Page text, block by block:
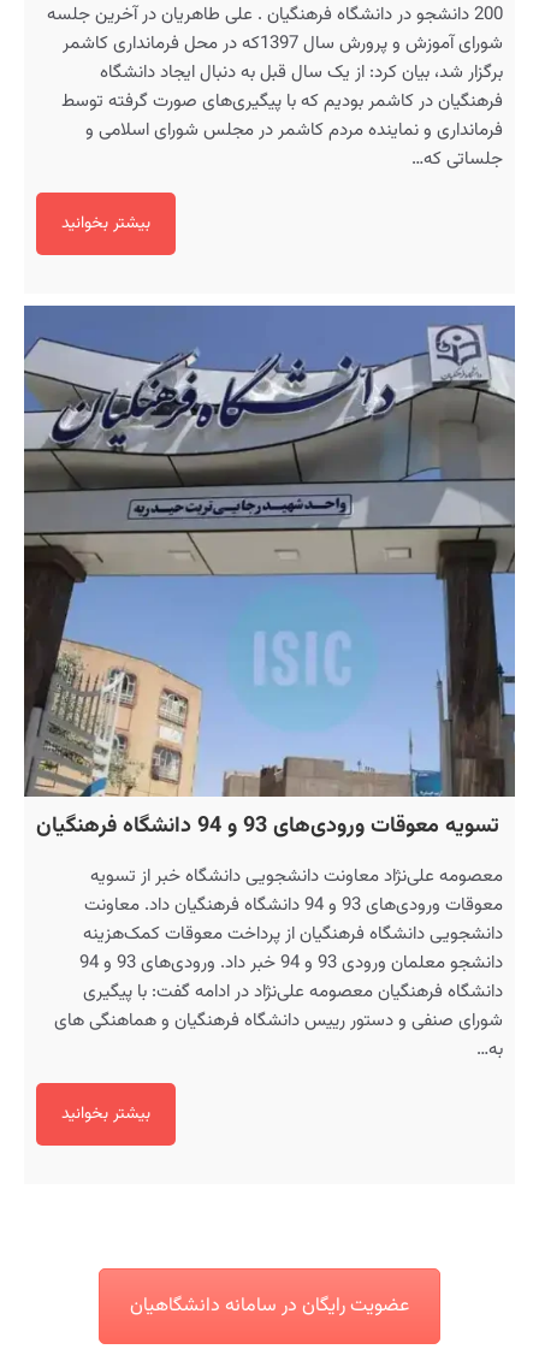
200 دانشجو در دانشگاه فرهنگیان . علی طاهریان در آخرین جلسه
شورای آموزش و پرورش سال 1397که در محل فرمانداری کاشمر
برگزار شد، بیان کرد: از یک سال قبل به دنبال ایجاد دانشگاه
فرهنگیان در کاشمر بودیم که با پیگیری‌های صورت گرفته توسط
فرمانداری و نماینده مردم کاشمر در مجلس شورای اسلامی و
جلساتی که…
بیشتر بخوانید
تسویه معوقات ورودی‌های 93 و 94 دانشگاه فرهنگیان
معصومه علی‌نژاد معاونت دانشجویی دانشگاه خبر از تسویه
معوقات ورودی‌های 93 و 94 دانشگاه فرهنگیان داد. معاونت
دانشجویی دانشگاه فرهنگیان از پرداخت معوقات کمک‌هزینه
دانشجو معلمان ورودی 93 و 94 خبر داد. ورودی‌های 93 و 94
دانشگاه فرهنگیان معصومه علی‌نژاد در ادامه گفت: با پیگیری
شورای صنفی و دستور رییس دانشگاه فرهنگیان و هماهنگی‌ های
به…
بیشتر بخوانید
عضویت رایگان در سامانه دانشگاهیان